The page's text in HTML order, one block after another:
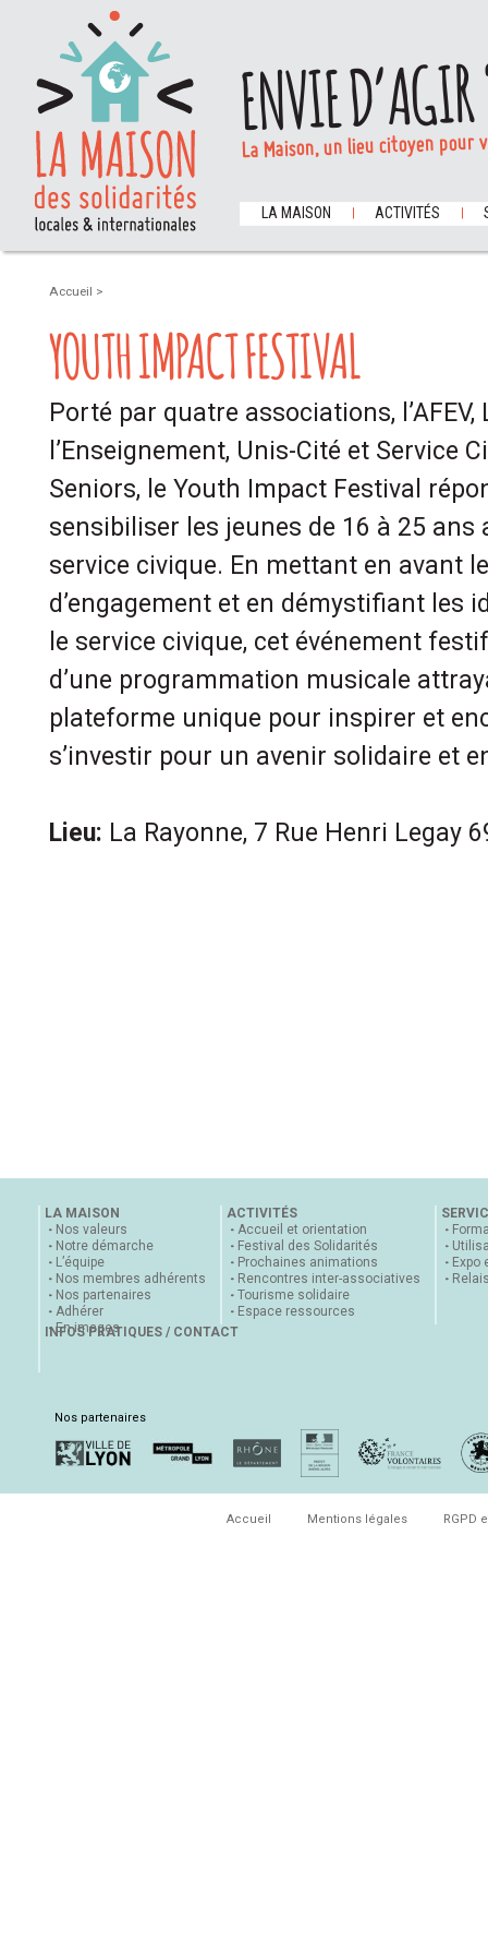
ENVIE
La Maison, un lieu citoyen
LA MAISON ACTIVITÉS
Accueil >
YOUTH IMPACT FESTIVAL
Porté par quatre associations, l’AFEV,
l’Enseignement, Unis-Cité et Service
Seniors, le Youth Impact Festival
sensibiliser les jeunes de 16 à 25
service civique. En mettant en avant
d’engagement et en démystifiant les
le service civique, cet événement
d’une programmation musicale
plateforme unique pour inspirer et
s’investir pour un avenir solidaire et
Lieu: La Rayonne, 7 Rue Henri Legay
LA MAISON
Nos valeurs
Notre démarche
L’équipe
Nos membres adhérents
Nos partenaires
Adhérer
En images
ACTIVITÉS
Accueil et orientation
Festival des Solidarités
Prochaines animations
Rencontres inter-associatives
Tourisme solidaire
Espace ressources
Expo
INFOS PRATIQUES / CONTACT
Nos partenaires
Accueil Mentions légales RGPD